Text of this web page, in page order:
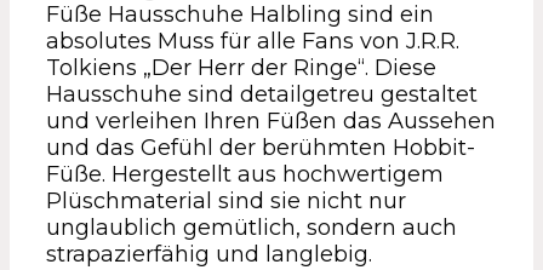
Füße Hausschuhe Halbling sind ein
absolutes Muss für alle Fans von J.R.R.
Tolkiens „Der Herr der Ringe“. Diese
Hausschuhe sind detailgetreu gestaltet
und verleihen Ihren Füßen das Aussehen
und das Gefühl der berühmten Hobbit-
Füße. Hergestellt aus hochwertigem
Plüschmaterial sind sie nicht nur
unglaublich gemütlich, sondern auch
strapazierfähig und langlebig.